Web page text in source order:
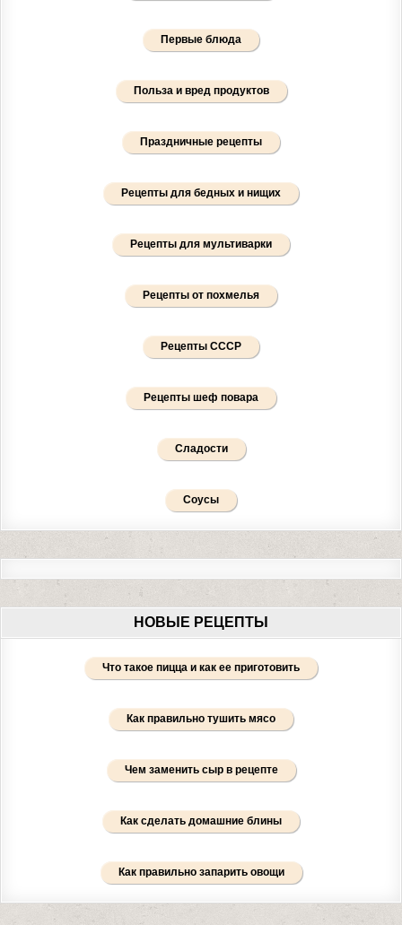
Первые блюда
Польза и вред продуктов
Праздничные рецепты
Рецепты для бедных и нищих
Рецепты для мультиварки
Рецепты от похмелья
Рецепты СССР
Рецепты шеф повара
Сладости
Соусы
НОВЫЕ РЕЦЕПТЫ
Что такое пицца и как ее приготовить
Как правильно тушить мясо
Чем заменить сыр в рецепте
Как сделать домашние блины
Как правильно запарить овощи